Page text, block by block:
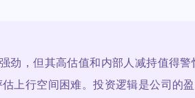
，但其高估值和内部人减持值得警
上行空间困难。投资逻辑是公司的